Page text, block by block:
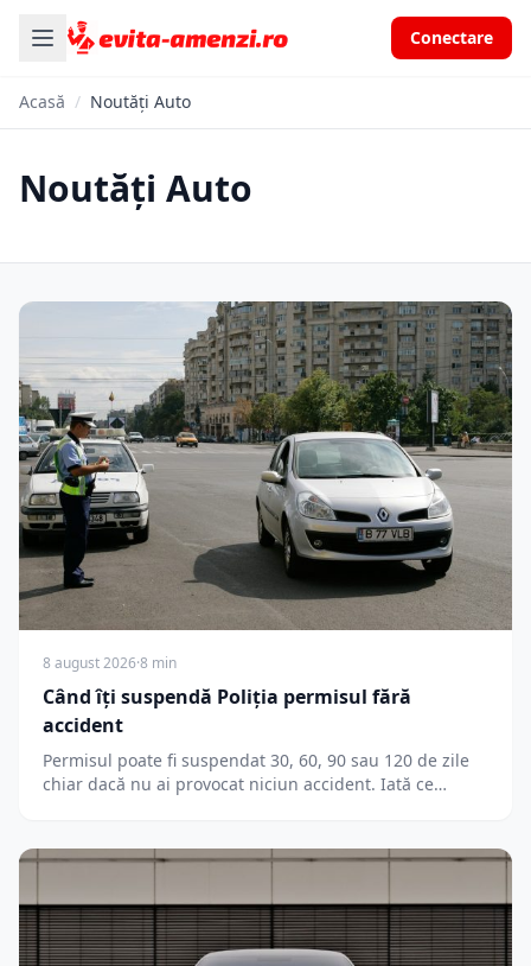
Conectare
Acasă / Noutăți Auto
Noutăți Auto
8 august 2026·8 min
Când îți suspendă Poliția permisul fără
accident
Permisul poate fi suspendat 30, 60, 90 sau 120 de zile
chiar dacă nu ai provocat niciun accident. Iată ce…